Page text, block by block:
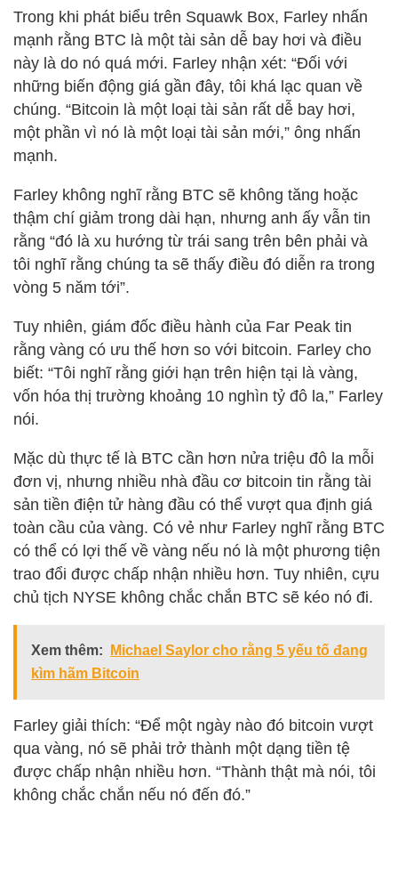
Trong khi phát biểu trên Squawk Box, Farley nhấn
mạnh rằng BTC là một tài sản dễ bay hơi và điều
này là do nó quá mới. Farley nhận xét: “Đối với
những biến động giá gần đây, tôi khá lạc quan về
chúng. “Bitcoin là một loại tài sản rất dễ bay hơi,
một phần vì nó là một loại tài sản mới,” ông nhấn
mạnh.
Farley không nghĩ rằng BTC sẽ không tăng hoặc
thậm chí giảm trong dài hạn, nhưng anh ấy vẫn tin
rằng “đó là xu hướng từ trái sang trên bên phải và
tôi nghĩ rằng chúng ta sẽ thấy điều đó diễn ra trong
vòng 5 năm tới”.
Tuy nhiên, giám đốc điều hành của Far Peak tin
rằng vàng có ưu thế hơn so với bitcoin. Farley cho
biết: “Tôi nghĩ rằng giới hạn trên hiện tại là vàng,
vốn hóa thị trường khoảng 10 nghìn tỷ đô la,” Farley
nói.
Mặc dù thực tế là BTC cần hơn nửa triệu đô la mỗi
đơn vị, nhưng nhiều nhà đầu cơ bitcoin tin rằng tài
sản tiền điện tử hàng đầu có thể vượt qua định giá
toàn cầu của vàng. Có vẻ như Farley nghĩ rằng BTC
có thể có lợi thế về vàng nếu nó là một phương tiện
trao đổi được chấp nhận nhiều hơn. Tuy nhiên, cựu
chủ tịch NYSE không chắc chắn BTC sẽ kéo nó đi.
Xem thêm:
Michael Saylor cho rằng 5 yếu tố đang
kìm hãm Bitcoin
Farley giải thích: “Để một ngày nào đó bitcoin vượt
qua vàng, nó sẽ phải trở thành một dạng tiền tệ
được chấp nhận nhiều hơn. “Thành thật mà nói, tôi
không chắc chắn nếu nó đến đó.”